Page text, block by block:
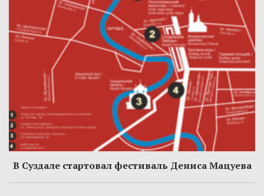
В Суздале стартовал фестиваль Дениса Мацуева